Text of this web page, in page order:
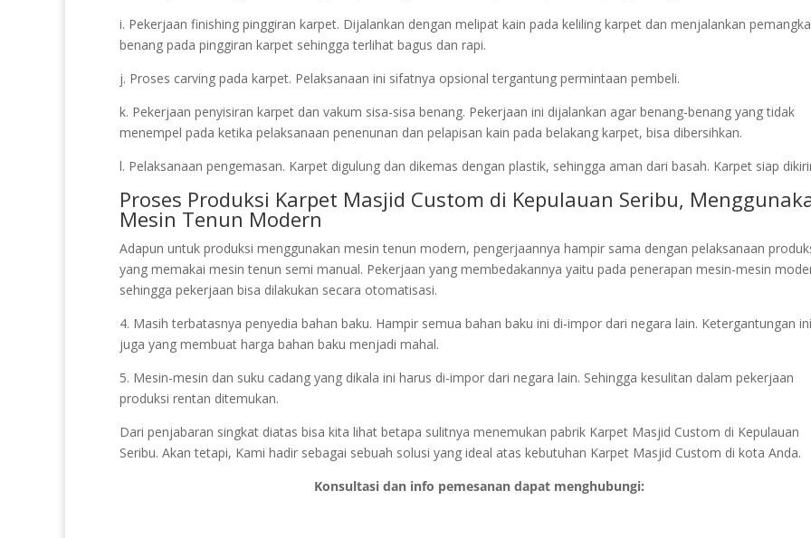
i. Pekerjaan finishing pinggiran karpet. Dijalankan dengan melipat kain pada keliling karpet dan menjalankan
benang pada pinggiran karpet sehingga terlihat bagus dan rapi.
j. Proses carving pada karpet. Pelaksanaan ini sifatnya opsional tergantung permintaan pembeli.
k. Pekerjaan penyisiran karpet dan vakum sisa-sisa benang. Pekerjaan ini dijalankan agar benang-benang yang tidak
menempel pada ketika pelaksanaan penenunan dan pelapisan kain pada belakang karpet, bisa dibersihkan.
l. Pelaksanaan pengemasan. Karpet digulung dan dikemas dengan plastik, sehingga aman dari basah. Karpet siap
Proses Produksi Karpet Masjid Custom di Kepulauan Seribu,
Mesin Tenun Modern
Adapun untuk produksi menggunakan mesin tenun modern, pengerjaannya hampir sama dengan pelaksanaan
yang memakai mesin tenun semi manual. Pekerjaan yang membedakannya yaitu pada penerapan mesin-mesin
sehingga pekerjaan bisa dilakukan secara otomatisasi.
4. Masih terbatasnya penyedia bahan baku. Hampir semua bahan baku ini di-impor dari negara lain. Ketergantungan ini
juga yang membuat harga bahan baku menjadi mahal.
5. Mesin-mesin dan suku cadang yang dikala ini harus di-impor dari negara lain. Sehingga kesulitan dalam pekerjaan
produksi rentan ditemukan.
Dari penjabaran singkat diatas bisa kita lihat betapa sulitnya menemukan pabrik Karpet Masjid Custom di Kepulauan
Seribu. Akan tetapi, Kami hadir sebagai sebuah solusi yang ideal atas kebutuhan Karpet Masjid Custom di kota Anda.
Konsultasi dan info pemesanan dapat menghubungi: